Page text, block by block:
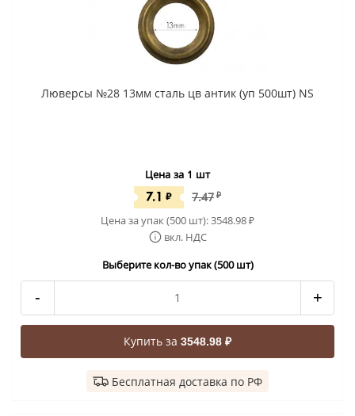
Люверсы №28 13мм сталь цв антик (уп 500шт) NS
Цена за 1 шт
7.1 ₽ 7.47 ₽
Цена за упак (500 шт):3548.98₽
вкл. НДС
Выберите кол-во упак (500 шт)
- +
Купить за 3548.98 ₽
Бесплатная доставка по РФ